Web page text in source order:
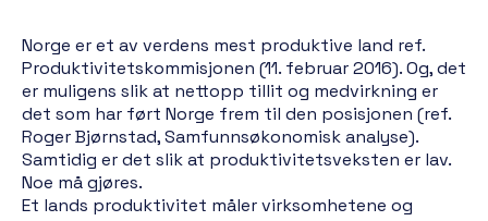
Norge er et av verdens mest produktive land ref.
Produktivitetskommisjonen (11. februar 2016). Og, det
er muligens slik at nettopp tillit og medvirkning er
det som har ført Norge frem til den posisjonen (ref.
Roger Bjørnstad, Samfunnsøkonomisk analyse).
Samtidig er det slik at produktivitetsveksten er lav.
Noe må gjøres.
Et lands produktivitet måler virksomhetene og